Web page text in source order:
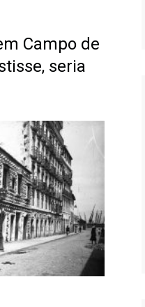
Campo de
seria